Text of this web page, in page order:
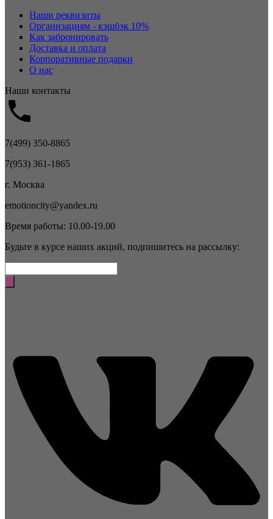
Наши реквизиты
Организациям - кэшбэк 10%
Как забронировать
Доставка и оплата
Корпоративные подарки
О нас
Наши контакты
7(499) 350-8865
7(953) 361-1865
г. Москва
emotioncity@yandex.ru
Время работы: 10.00-19.00
Будьте в курсе наших акций, подпишитесь на рассылку: